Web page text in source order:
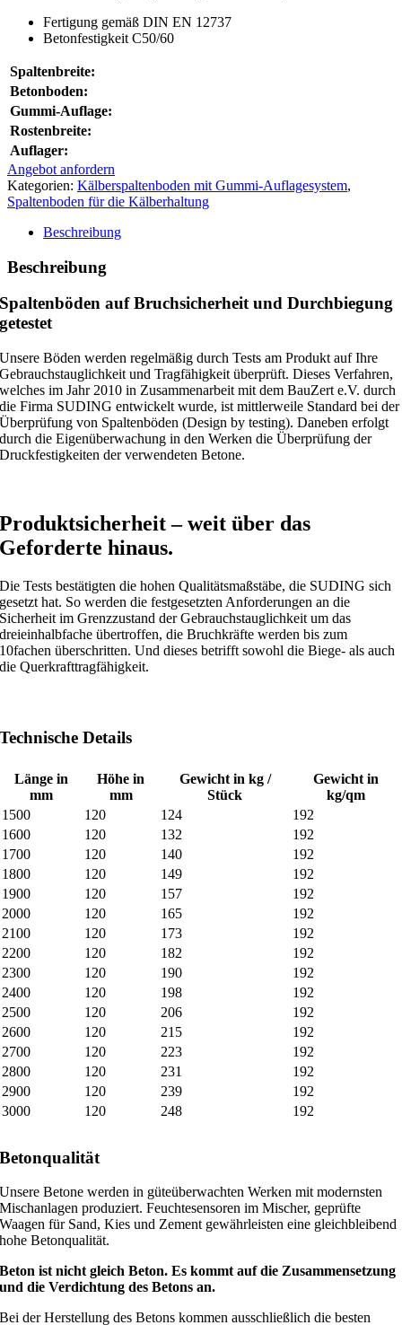
Fertigung gemäß DIN EN 12737
Betonfestigkeit C50/60
Spaltenbreite:
Betonboden:
Gummi-Auflage:
Rostenbreite:
Auflager:
Angebot anfordern
Kategorien: Kälberspaltenboden mit Gummi-Auflagesystem,
Spaltenboden für die Kälberhaltung
Beschreibung
Beschreibung
Spaltenböden auf Bruchsicherheit und Durchbiegung
getestet
Unsere Böden werden regelmäßig durch Tests am Produkt auf Ihre
Gebrauchstauglichkeit und Tragfähigkeit überprüft. Dieses Verfahren,
welches im Jahr 2010 in Zusammenarbeit mit dem BauZert e.V. durch
die Firma SUDING entwickelt wurde, ist mittlerweile Standard bei der
Überprüfung von Spaltenböden (Design by testing). Daneben erfolgt
durch die Eigenüberwachung in den Werken die Überprüfung der
Druckfestigkeiten der verwendeten Betone.
Produktsicherheit – weit über das
Geforderte hinaus.
Die Tests bestätigten die hohen Qualitätsmaßstäbe, die SUDING sich
gesetzt hat. So werden die festgesetzten Anforderungen an die
Sicherheit im Grenzzustand der Gebrauchstauglichkeit um das
dreieinhalbfache übertroffen, die Bruchkräfte werden bis zum
10fachen überschritten. Und dieses betrifft sowohl die Biege- als auch
die Querkrafttragfähigkeit.
Technische Details
Länge in
mm
Höhe in
mm
Gewicht in kg /
Stück
Gewicht in
kg/qm
1500
120 124
192
1600
120 132
192
1700
120 140
192
1800
120 149
192
1900
120 157
192
2000
120 165
192
2100
120 173
192
2200
120 182
192
2300
120 190
192
2400
120 198
192
2500
120 206
192
2600
120 215
192
2700
120 223
192
2800
120 231
192
2900
120 239
192
3000
120 248 192
Betonqualität
Unsere Betone werden in güteüberwachten Werken mit modernsten
Mischanlagen produziert. Feuchtesensoren im Mischer, geprüfte
Waagen für Sand, Kies und Zement gewährleisten eine gleichbleibend
hohe Betonqualität.
Beton ist nicht gleich Beton. Es kommt auf die Zusammensetzung
und die Verdichtung des Betons an.
Bei der Herstellung des Betons kommen ausschließlich die besten